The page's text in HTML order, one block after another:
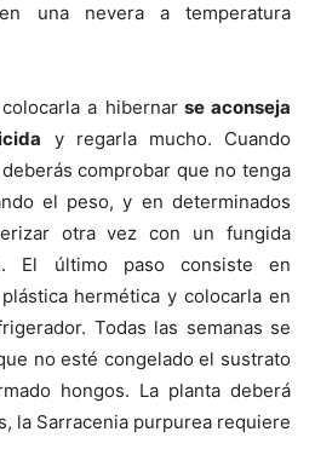
una nevera a temperatura
a hibernarse aconseja
y regarla mucho. Cuando
comprobar que no tenga
el peso, y en determinados
otra vez con un fungida
El último paso consiste en
hermética y colocarla en
Todas las semanas se
no esté congelado el sustrato
hongos. La planta deberá
la Sarracenia purpurea requiere